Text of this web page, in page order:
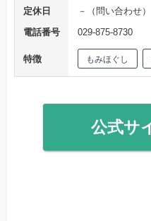
定休日
－（問い合わせ）
電話番号
029-875-8730
特徴 もみほぐし
公式サ